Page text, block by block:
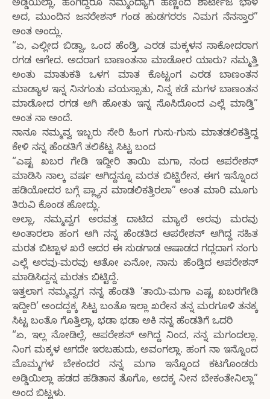
ಅಡ್ಡಿಯಿಲ್ಲಾ, ಹೆಂಗಿದ್ದರೂ ನಮ್ಮಂದ್ಯಾಗ ಹೆಣ್ಣಿಂದ ಶಾರ್ಟೇಜ ಭಾಳ
ಅದ, ಮುಂದಿನ ಜನರೇಶನ್ ಗಂಡ ಹುಡಗರರs ನಿಮಗ ನೆನಸ್ತಾರ”
ಅಂತ ಅಂದ್ಲು.
“ಏ, ಎಲ್ಲೀದ ಬಿಡ್ವಾ, ಒಂದ ಹೆಂಡ್ತಿ, ಎರಡ ಮಕ್ಕಳನ ಸಾಕೋದರಾಗ
ರಗಡ ಆಗೇದ. ಅದರಾಗ ಬಾಣಂತನಾ ಮಾಡೋರ ಯಾರು? ನಮ್ಮತ್ತಿ
ಅಂತು ಮಾತುಕತಿ ಒಳಗ ಮಾತ ಕೊಟ್ಟಂಗ ಎರಡ ಬಾಣಂತನ
ಮಾಡ್ಯಾಳ ಇನ್ನ ನಿನಗಂತು ವಯಸ್ಸಾತು, ನಿನ್ನ ಕಡೆ ಮಗಳ ಬಾಣಂತನ
ಮಾಡೋದ ರಗಡ ಆಗಿ ಹೋತು ಇನ್ನ ಸೊಸಿದೊಂದ ಎಲ್ಲೆ ಮಾಡ್ತಿ”
ಅಂತ ನಾ ಅಂದೆ.
ನಾನೂ ನಮ್ಮವ್ವ ಇಬ್ಬರು ಸೇರಿ ಹಿಂಗ ಗುಸು-ಗುಸು ಮಾತಡಲಿಕತ್ತಿದ್ದ
ಕೇಳಿ ನನ್ನ ಹೆಂಡತಿಗೆ ತಲಿಕೆಟ್ಟ ಸಿಟ್ಟ ಬಂದ
“ಎಷ್ಟ ಖಬರ ಗೇಡಿ ಇದ್ದೀರಿ ತಾಯಿ ಮಗಾ, ನಂದ ಆಪರೇಶನ್
ಮಾಡಿಸಿ ನಾಲ್ಕ ವರ್ಷ ಆಗಿದ್ದನ್ನೂ ಮರತ ಬಿಟ್ಟಿರೇನ, ಈಗ ಇನ್ನೊಂದ
ಹಡಿಯೋದರ ಬಗ್ಗೆ ಪ್ಲ್ಯಾನ ಮಾಡಲಿಕತ್ತಿರಲಾ” ಅಂತ ಮಾರಿ ಮೂಗು
ತಿರುವಿ ಕೊಂಡ ಹೋದ್ಲು.
ಅಲ್ಲಾ, ನಮ್ಮವ್ವಗ ಅರವತ್ತ ದಾಟಿದ ಮ್ಯಾಲೆ ಅರವು ಮರವು
ಅಂತಾರಲಾ ಹಂಗ ಆಗಿ ನನ್ನ ಹೆಂಡತಿದ ಆಪರೇಶನ್ ಆಗಿದ್ದ ಸಹಿತ
ಮರತ ಬಿಟ್ಟಾಳ ಖರೆ ಆದರ ಈ ಸುಡಗಾಡ ಆಷಾಡದ ಗದ್ಲದಾಗ ನಂಗು
ಎಲ್ಲೆ ಅರವು-ಮರವು ಆತೋ ಏನೋ, ನಾನು ಹೆಂಡ್ತಿದ ಆಪರೇಶನ್
ಮಾಡಿಸಿದ್ದನ್ನ ಮರತs ಬಿಟ್ಟಿದ್ದೆ.
ಇತ್ತಲಾಗ ನಮ್ಮವ್ವಗ ನನ್ನ ಹೆಂಡತಿ ’ತಾಯಿ-ಮಗಾ ಎಷ್ಟ ಖಬರಗೇಡಿ
ಇದ್ದೀರಿ’ ಅಂದದ್ದಕ್ಕ ಸಿಟ್ಟ ಬಂತೊ ಇಲ್ಲಾ ಖರೇನ ತನ್ನ ಮರಗೂಳಿ ತನಕ್ಕ
ಸಿಟ್ಟ ಬಂತೊ ಗೊತ್ತಿಲ್ಲಾ, ಭಡಾ ಭಡಾ ಅಕಿ ನನ್ನ ಹೆಂಡತಿಗೆ ಒದರಿ
“ಏ, ಇಲ್ಲ ನೋಡಿಲ್ಲೆ, ಆಪರೇಶನ್ ಅಗಿದ್ದ ನಿಂದ, ನನ್ನ ಮಗಂದಲ್ಲಾ.
ನಿಂಗ ಮಕ್ಕಳ ಆಗದೇ ಇರಬಹುದು, ಅವಂಗಲ್ಲಾ. ಹಂಗ ನಾ ಇನ್ನೊಂದ
ಮೊಮ್ಮಗಳ ಬೇಕಂದರ ನನ್ನ ಮಗಾ ಇನ್ನೊಂದ ಕಟಗೊಂಡರು
ಅಡ್ಡಿಯಿಲ್ಲಾ ಹಡದ ಹಡಿತಾನ ತೊಗೊ, ಅದಕ್ಕ ನೀನ ಬೇಕಂತೇನಿಲ್ಲಾ”
ಅಂದ ಬಿಟ್ಟಳು.